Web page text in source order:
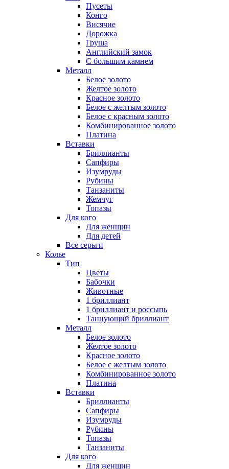
Пусеты
Конго
Висячие
Дорожка
Груша
Английский замок
С большим камнем
Металл
Белое золото
Желтое золото
Красное золото
Белое с желтым золото
Белое с красным золото
Комбинированное золото
Платина
Вставки
Бриллианты
Сапфиры
Изумруды
Рубины
Танзаниты
Жемчуг
Топазы
Для кого
Для женщин
Для детей
Все серьги
Колье
Тип
Цветы
Бабочки
Животные
1 бриллиант
1 бриллиант и россыпь
Танцующий бриллиант
Металл
Белое золото
Желтое золото
Красное золото
Белое с желтым золото
Комбинированное золото
Платина
Вставки
Бриллианты
Сапфиры
Изумруды
Рубины
Топазы
Танзаниты
Для кого
Для женщин